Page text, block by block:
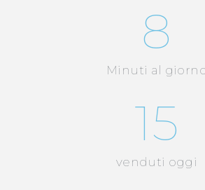
8
Minuti al
15
venduti oggi